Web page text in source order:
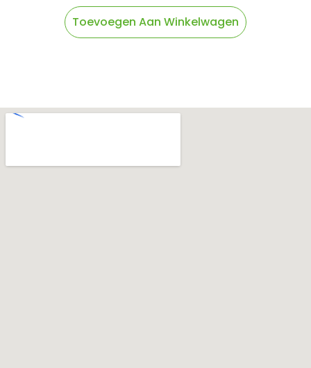
Toevoegen Aan Winkelwagen